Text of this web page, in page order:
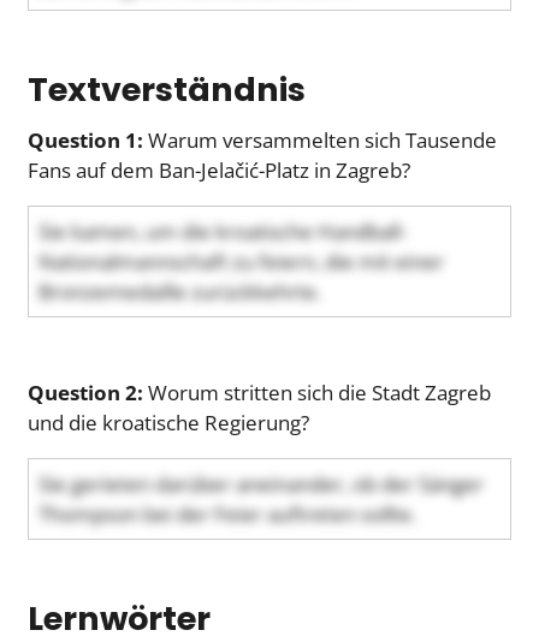
Textverständnis
Question 1: Warum versammelten sich Tausende
Fans auf dem Ban-Jelačić-Platz in Zagreb?
Sie kamen, um die kroatische Handball-
Nationalmannschaft zu feiern, die mit einer
Bronzemedaille zurückkehrte.
Question 2: Worum stritten sich die Stadt Zagreb
und die kroatische Regierung?
Sie gerieten darüber aneinander, ob der Sänger
Thompson bei der Feier auftreten sollte.
Lernwörter